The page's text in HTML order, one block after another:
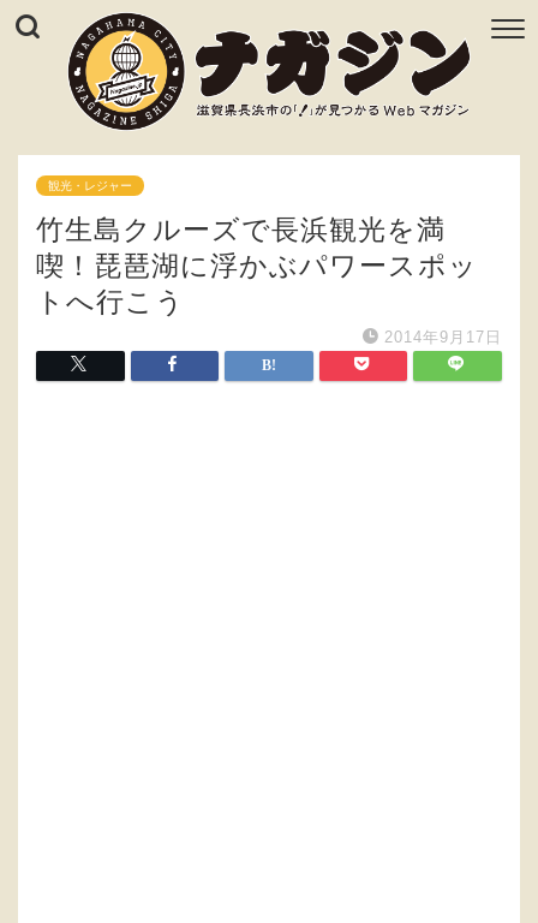
観光・レジャー
竹生島クルーズで長浜観光を満
喫！琵琶湖に浮かぶパワースポッ
トへ行こう
2014年9月17日